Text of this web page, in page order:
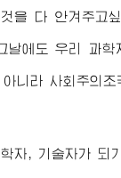
을 다 안겨주고
에도 우리 과학
니라 사회주의
자, 기술자가 되